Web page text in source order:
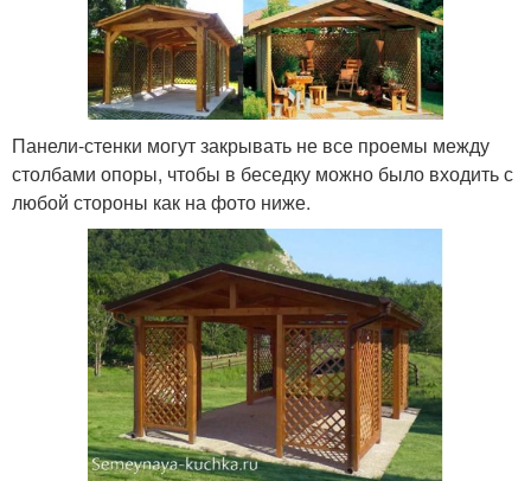
Панели-стенки могут закрывать не все проемы между
столбами опоры, чтобы в беседку можно было входить с
любой стороны как на фото ниже.